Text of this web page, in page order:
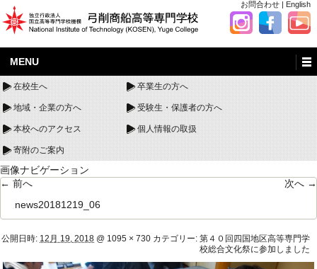
お問合わせ | English
MENU
在校生へ 卒業生の方へ
地域・企業の方へ 受験生・保護者の方へ
本校へのアクセス 個人情報の取扱
寄附のご案内
画像ナビゲーション
← 前へ
次へ →
news20181219_06
公開日時: 12月 19, 2018 @ 1095 × 730 カテゴリー: 第４０回四国地区高等専門学
校総合文化祭に参加しました